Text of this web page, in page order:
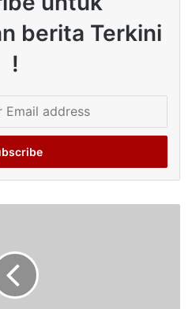
berita Terkini
!